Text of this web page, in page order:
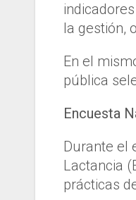
la gestión,
En el
pública
Encuesta
Durante el
Lactancia
prácticas